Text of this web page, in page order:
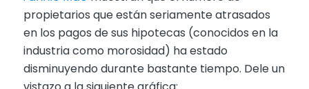
propietarios que están seriamente atrasados
en los pagos de sus hipotecas (conocidos en la
industria como morosidad) ha estado
disminuyendo durante bastante tiempo. Dele un